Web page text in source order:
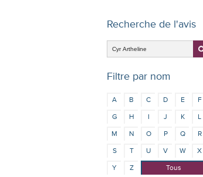
Recherche de l'avis
Filtre par nom
A B C D E
F
G
H I J K
L
M
N O P Q
R
S
T U V W
X
Y
Z Tous